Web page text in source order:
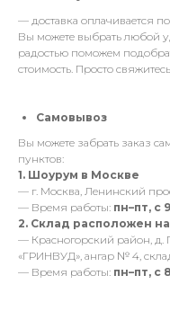
— доставка оплачивается
Вы можете выбрать любой
радостью поможем
стоимость. Просто
Самовывоз
Вы можете забрать заказ
пунктов:
1. Шоурум в Москве
— г. Москва, Ленинский
— Время работы: пн–пт, с
2. Склад расположен
— Красногорский район,
«ГРИНВУД», ангар № 4,
— Время работы: пн–пт, с